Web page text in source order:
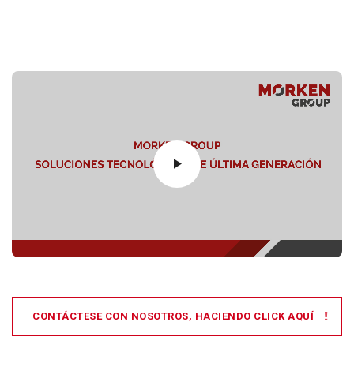
CONTÁCTESE CON NOSOTROS, HACIENDO CLICK AQUÍ